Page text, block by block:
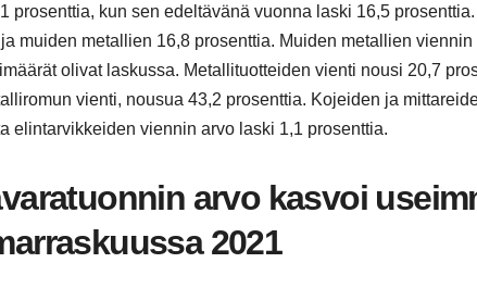
prosenttia, kun sen edeltävänä vuonna laski 16,5
muiden metallien 16,8 prosenttia. Muiden metallien
olivat laskussa. Metallituotteiden vienti nousi 20,7
vienti, nousua 43,2 prosenttia. Kojeiden ja
elintarvikkeiden viennin arvo laski 1,1 prosenttia.
arvo kasvoi
2021